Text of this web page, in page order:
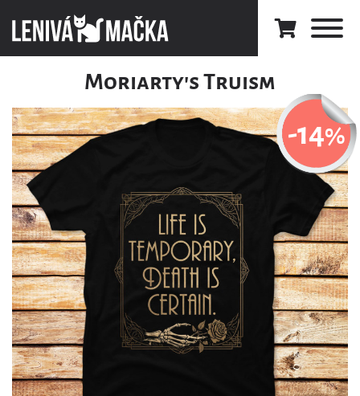
Moriarty's Truism
-14%